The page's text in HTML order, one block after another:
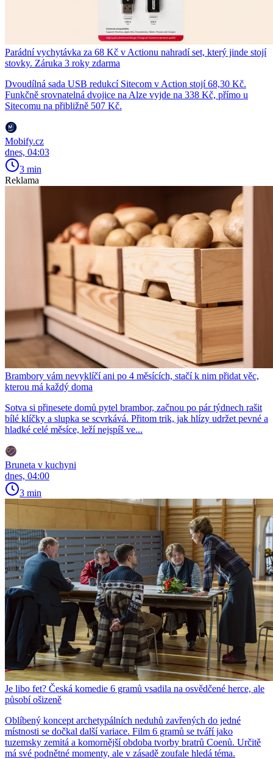
Parádní vychytávka za 68 Kč v Actionu nahradí set, který jinde stojí
stovky. Záruka 3 roky zdarma
Dvoudílná sada USB redukcí Sitecom v Action stojí 68,30 Kč.
Funkčně srovnatelná dvojice na Alze vyjde na 338 Kč, přímo u
Sitecomu na přibližně 507 Kč.
Mobify.cz
dnes, 04:03
3 min
Reklama
Brambory vám nevyklíčí ani po 4 měsících, stačí k nim přidat věc,
kterou má každý doma
Sotva si přinesete domů pytel brambor, začnou po pár týdnech rašit
bílé klíčky a slupka se scvrkává. Přitom trik, jak hlízy udržet pevné a
hladké celé měsíce, leží nejspíš ve...
Bruneta v kuchyni
dnes, 04:00
3 min
Je libo fet? Česká komedie 6 gramů vsadila na osvědčené herce, ale
působí ošizeně
Oblíbený koncept archetypálních neduhů zavřených do jedné
místnosti se dočkal další variace. Film 6 gramů se tváří jako
tuzemsky zemitá a komornější obdoba tvorby bratrů Coenů. Určitě
má své podnětné momenty, ale v zásadě zoufale hledá téma.